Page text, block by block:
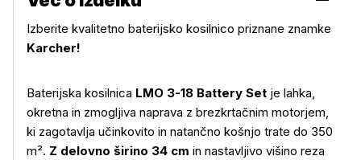
Izberite kvalitetno baterijsko kosilnico priznane znamke
Karcher!
Baterijska kosilnica LMO 3-18 Battery Set je lahka,
okretna in zmogljiva naprava z brezkrtačnim motorjem,
ki zagotavlja učinkovito in natančno košnjo trate do 350
m². Z delovno širino 34 cm in nastavljivo višino reza